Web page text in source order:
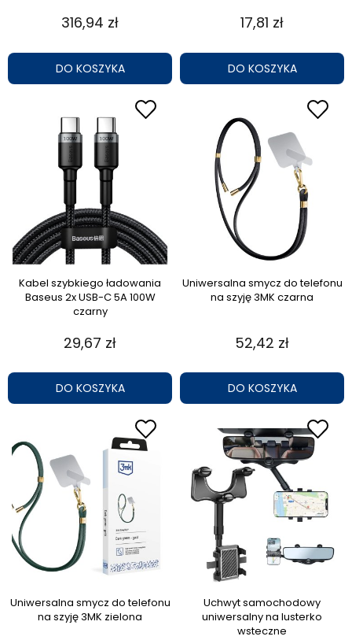
316,94 zł
DO KOSZYKA
17,81 zł
DO KOSZYKA
Kabel szybkiego ładowania
Baseus 2x USB-C 5A 100W
czarny
29,67 zł
DO KOSZYKA
Uniwersalna smycz do telefonu
na szyję 3MK czarna
52,42 zł
DO KOSZYKA
Uniwersalna smycz do telefonu
na szyję 3MK zielona
Uchwyt samochodowy
uniwersalny na lusterko
wsteczne